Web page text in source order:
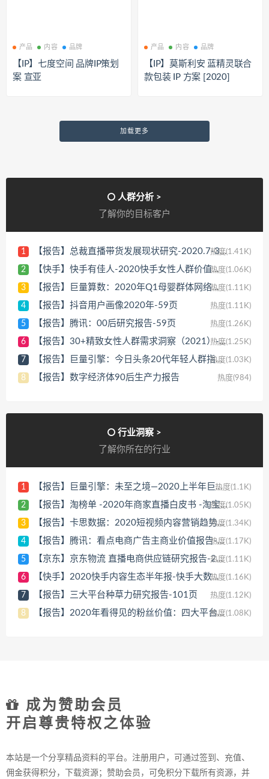
产品 内容 品牌
【IP】七度空间 品牌IP策划
案 宣亚
产品 内容 品牌
【IP】莫斯利安 蓝精灵联合
款包装 IP 方案 [2020]
加载更多
人群分析 >
了解你的目标客户
1 【报告】总裁直播带货发展现状研究-2020.7-39页热度(1.41K)
2 【快手】快手有佳人-2020快手女性人群价值报告-磁力数观热度(1.06K)
3 【报告】巨量算数：2020年Q1母婴群体网络行为新洞察-2020.5-32页热度(1.11K)
4 【报告】抖音用户画像2020年-59页 热度(1.11K)
5 【报告】腾讯：00后研究报告-59页 热度(1.26K)
6 【报告】30+精致女性人群需求洞察（2021）-腾讯-2020-59页热度(1.25K)
7 【报告】巨量引擎：今日头条20代年轻人群指数研究报告热度(1.03K)
8 【报告】数字经济体90后生产力报告 热度(984)
行业洞察 >
了解你所在的行业
1 【报告】巨量引擎：未至之境—2020上半年巨量引擎手机行业白皮书-2020.8-63页热度(1.1K)
2 【报告】淘榜单 -2020年商家直播白皮书 -淘宝商家直播生态发展趋势报告-26页热度(1.05K)
3 【报告】卡思数据：2020短视频内容营销趋势白皮书报告-2020.3-99页热度(1.34K)
4 【报告】腾讯：看点电商广告主商业价值报告-2020.6-43页热度(1.17K)
5 【京东】京东物流 直播电商供应链研究报告-23页热度(1.11K)
6 【快手】2020快手内容生态半年报-快手大数据研究院-2020.7-45页热度(1.16K)
7 【报告】三大平台种草力研究报告-101页 热度(1.12K)
8 【报告】2020年看得见的粉丝价值：四大平台KOL粉丝分析研究报告-2020.3-39页热度(1.08K)
成为赞助会员
开启尊贵特权之体验
本站是一个分享精品资料的平台。注册用户，可通过签到、充值、
佣金获得积分，下载资源；赞助会员，可免积分下载所有资源，并